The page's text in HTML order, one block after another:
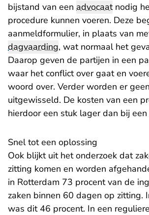
bijstand van een advocaatnodig
procedure kunnen voeren. Deze
aanmeldformulier, in plaats van
dagvaarding, wat normaal het
Daarop geven de partijen in een
waar het conflict over gaat en
woord over. Verder worden er
uitgewisseld. De kosten van een
hierdoor een stuk lager dan bij
Snel tot een oplossing
Ook blijkt uit het onderzoek dat
zitting komen en worden
in Rotterdam 73 procent van de
zaken binnen 60 dagen op zitting.
was dit 46 procent. In een reguliere